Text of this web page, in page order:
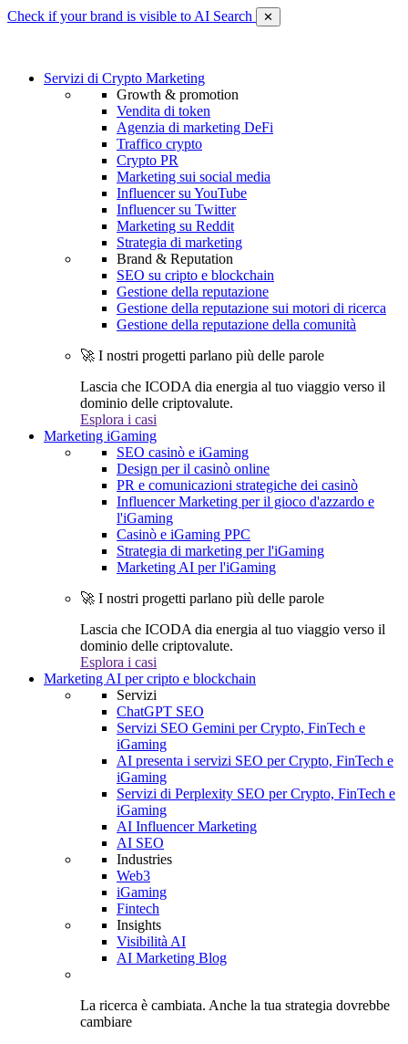
Check if your brand is visible to AI Search ✕
Servizi di Crypto Marketing
Growth & promotion
Vendita di token
Agenzia di marketing DeFi
Traffico crypto
Crypto PR
Marketing sui social media
Influencer su YouTube
Influencer su Twitter
Marketing su Reddit
Strategia di marketing
Brand & Reputation
SEO su cripto e blockchain
Gestione della reputazione
Gestione della reputazione sui motori di ricerca
Gestione della reputazione della comunità
🚀 I nostri progetti parlano più delle parole
Lascia che ICODA dia energia al tuo viaggio verso il
dominio delle criptovalute.
Esplora i casi
Marketing iGaming
SEO casinò e iGaming
Design per il casinò online
PR e comunicazioni strategiche dei casinò
Influencer Marketing per il gioco d'azzardo e
l'iGaming
Casinò e iGaming PPC
Strategia di marketing per l'iGaming
Marketing AI per l'iGaming
🚀 I nostri progetti parlano più delle parole
Lascia che ICODA dia energia al tuo viaggio verso il
dominio delle criptovalute.
Esplora i casi
Marketing AI per cripto e blockchain
Servizi
ChatGPT SEO
Servizi SEO Gemini per Crypto, FinTech e
iGaming
AI presenta i servizi SEO per Crypto, FinTech e
iGaming
Servizi di Perplexity SEO per Crypto, FinTech e
iGaming
AI Influencer Marketing
AI SEO
Industries
Web3
iGaming
Fintech
Insights
Visibilità AI
AI Marketing Blog
La ricerca è cambiata. Anche la tua strategia dovrebbe
cambiare